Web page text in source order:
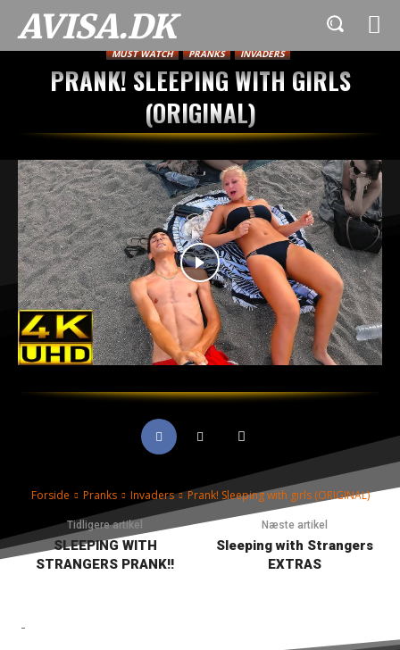
AVISA.DK
MUST WATCH PRANKS INVADERS
PRANK! SLEEPING WITH GIRLS
(ORIGINAL)
Forside Pranks Invaders Prank! Sleeping with girls (ORIGINAL)
Tidligere artikel
SLEEPING WITH
STRANGERS PRANK!!
Næste artikel
Sleeping with Strangers
EXTRAS
-